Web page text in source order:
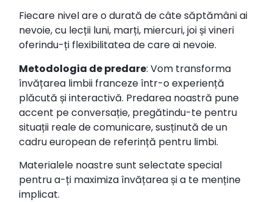
Fiecare nivel are o durată de câte săptămâni ai
nevoie, cu lecții luni, marți, miercuri, joi și vineri
oferindu-ți flexibilitatea de care ai nevoie.
Metodologia de predare: Vom transforma
învățarea limbii franceze într-o experiență
plăcută și interactivă. Predarea noastră pune
accent pe conversație, pregătindu-te pentru
situații reale de comunicare, susținută de un
cadru european de referință pentru limbi.
Materialele noastre sunt selectate special
pentru a-ți maximiza învățarea și a te menține
implicat.